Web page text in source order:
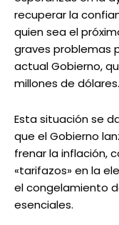
recuperar la
quien sea el
graves problemas
actual Gobierno,
millones de dólares.
Esta situación se
que el Gobierno
frenar la inflación,
«tarifazos» en la
el congelamiento
esenciales.